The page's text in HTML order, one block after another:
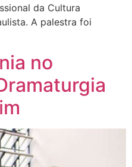
da Cultura
A palestra foi
no